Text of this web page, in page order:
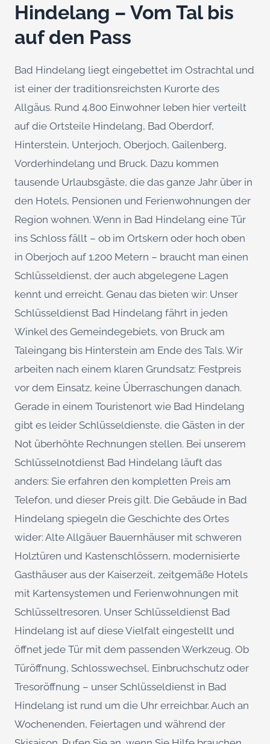
Hindelang – Vom Tal bis
auf den Pass
Bad Hindelang liegt eingebettet im Ostrachtal und
ist einer der traditionsreichsten Kurorte des
Allgäus. Rund 4.800 Einwohner leben hier verteilt
auf die Ortsteile Hindelang, Bad Oberdorf,
Hinterstein, Unterjoch, Oberjoch, Gailenberg,
Vorderhindelang und Bruck. Dazu kommen
tausende Urlaubsgäste, die das ganze Jahr über in
den Hotels, Pensionen und Ferienwohnungen der
Region wohnen. Wenn in Bad Hindelang eine Tür
ins Schloss fällt – ob im Ortskern oder hoch oben
in Oberjoch auf 1.200 Metern – braucht man einen
Schlüsseldienst, der auch abgelegene Lagen
kennt und erreicht. Genau das bieten wir: Unser
Schlüsseldienst Bad Hindelang fährt in jeden
Winkel des Gemeindegebiets, von Bruck am
Taleingang bis Hinterstein am Ende des Tals. Wir
arbeiten nach einem klaren Grundsatz: Festpreis
vor dem Einsatz, keine Überraschungen danach.
Gerade in einem Touristenort wie Bad Hindelang
gibt es leider Schlüsseldienste, die Gästen in der
Not überhöhte Rechnungen stellen. Bei unserem
Schlüsselnotdienst Bad Hindelang läuft das
anders: Sie erfahren den kompletten Preis am
Telefon, und dieser Preis gilt. Die Gebäude in Bad
Hindelang spiegeln die Geschichte des Ortes
wider: Alte Allgäuer Bauernhäuser mit schweren
Holztüren und Kastenschlössern, modernisierte
Gasthäuser aus der Kaiserzeit, zeitgemäße Hotels
mit Kartensystemen und Ferienwohnungen mit
Schlüsseltresoren. Unser Schlüsseldienst Bad
Hindelang ist auf diese Vielfalt eingestellt und
öffnet jede Tür mit dem passenden Werkzeug. Ob
Türöffnung, Schlosswechsel, Einbruchschutz oder
Tresoröffnung – unser Schlüsseldienst in Bad
Hindelang ist rund um die Uhr erreichbar. Auch an
Wochenenden, Feiertagen und während der